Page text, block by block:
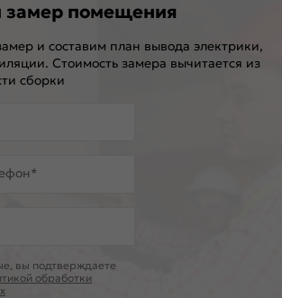
замер помещения
и составим план вывода электрики,
Стоимость замера вычитается из
сборки
вы подтверждаете
обработки